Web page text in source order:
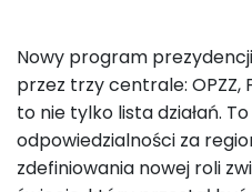
Nowy program
przez trzy centrale: OPZZ,
to nie tylko lista działań.
odpowiedzialności za
zdefiniowania nowej roli